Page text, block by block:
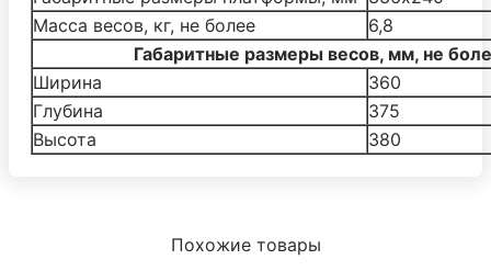
Масса весов, кг, не более
6,8
Габаритные размеры весов, мм, не
Ширина
360
Глубина
375
Высота
380
Похожие товары